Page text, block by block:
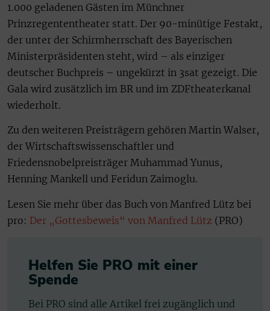
1.000 geladenen Gästen im Münchner
Prinzregententheater statt. Der 90-minütige Festakt,
der unter der Schirmherrschaft des Bayerischen
Ministerpräsidenten steht, wird – als einziger
deutscher Buchpreis – ungekürzt in 3sat gezeigt. Die
Gala wird zusätzlich im BR und im ZDFtheaterkanal
wiederholt.
Zu den weiteren Preisträgern gehören Martin Walser,
der Wirtschaftswissenschaftler und
Friedensnobelpreisträger Muhammad Yunus,
Henning Mankell und Feridun Zaimoglu.
Lesen Sie mehr über das Buch von Manfred Lütz bei
pro: Der „Gottesbeweis“ von Manfred Lütz (PRO)
Helfen Sie PRO mit einer
Spende
Bei PRO sind alle Artikel frei zugänglich und